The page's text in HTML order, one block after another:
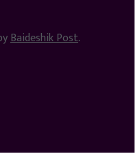
Baideshik Post.